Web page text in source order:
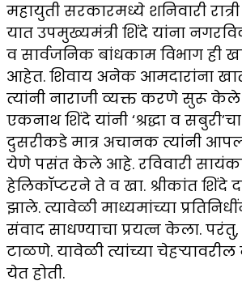
महायुती सरकारमध्ये शनिवारी
यात उपमुख्यमंत्री शिंदे यांना
व सार्वजनिक बांधकाम विभाग ही
आहेत. शिवाय अनेक आमदारांना
त्यांनी नाराजी व्यक्त करणे सुरू केले
एकनाथ शिंदे यांनी ‘श्रद्धा व
दुसरीकडे मात्र अचानक त्यांनी
येणे पसंत केले आहे. रविवारी
हेलिकॉप्टरने ते व खा. श्रीकांत शिंदे
झाले. त्यावेळी माध्यमांच्या
संवाद साधण्याचा प्रयत्न केला.
टाळणे. यावेळी त्यांच्या चेहऱ्यावरील
येत होती.